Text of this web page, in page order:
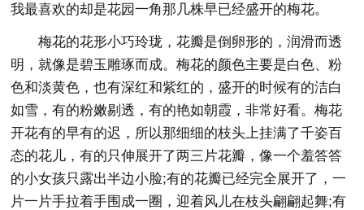
我最喜欢的却是花园一角那几株早已经盛开的梅花。
梅花的花形小巧玲珑，花瓣是倒卵形的，润滑而透
明，就像是碧玉雕琢而成。梅花的颜色主要是白色、粉
色和淡黄色，也有深红和紫红的，盛开的时候有的洁白
如雪，有的粉嫩剔透，有的艳如朝霞，非常好看。梅花
开花有的早有的迟，所以那细细的枝头上挂满了千姿百
态的花儿，有的只伸展开了两三片花瓣，像一个羞答答
的小女孩只露出半边小脸;有的花瓣已经完全展开了，一
片一片手拉着手围成一圈，迎着风儿在枝头翩翩起舞;有